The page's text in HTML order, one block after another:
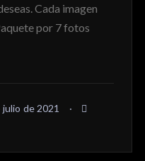
Cada imagen
por 7 fotos
julio de 2021